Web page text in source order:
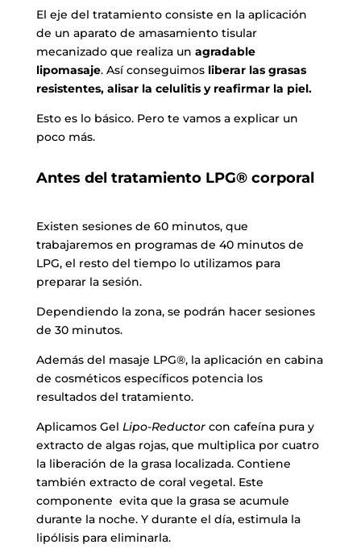
El eje del tratamiento consiste en la aplicación
de un aparato de amasamiento tisular
mecanizado que realiza un agradable
lipomasaje. Así conseguimos liberar las grasas
resistentes, alisarla celulitis y reafirmar la piel.
Esto es lo básico. Pero te vamos a explicar un
poco más.
Antes del tratamiento LPG® corporal
Existen sesiones de 60 minutos, que
trabajaremos en programas de 40 minutos de
LPG, el resto del tiempo lo utilizamos para
preparar la sesión.
Dependiendo la zona, se podrán hacer sesiones
de 30 minutos.
Además del masaje LPG®, la aplicación en cabina
de cosméticos específicos potencia los
resultados del tratamiento.
Aplicamos Gel Lipo-Reductor con cafeína pura y
extracto de algas rojas, que multiplica por cuatro
la liberación de la grasa localizada. Contiene
también extracto de coral vegetal. Este
componente evita que la grasa se acumule
durante la noche. Y durante el día, estimula la
lipólisis para eliminarla.